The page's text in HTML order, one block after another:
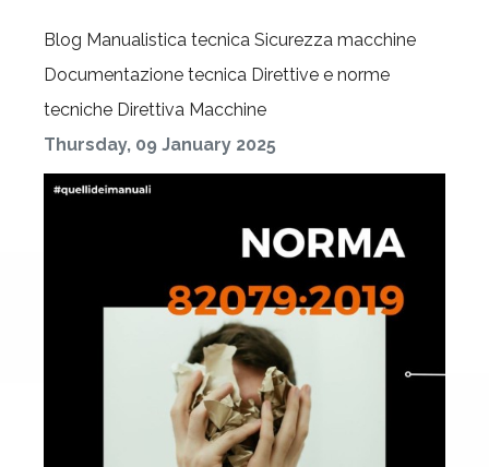
Blog Manualistica tecnica Sicurezza macchine
Documentazione tecnica Direttive e norme
tecniche Direttiva Macchine
Thursday, 09 January 2025